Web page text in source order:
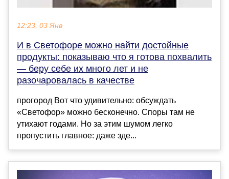
12:23, 03 Янв
И в Светофоре можно найти достойные
продукты: показываю что я готова похвалить
— беру себе их много лет и не
разочаровалась в качестве
прогород Вот что удивительно: обсуждать
«Светофор» можно бесконечно. Споры там не
утихают годами. Но за этим шумом легко
пропустить главное: даже зде...